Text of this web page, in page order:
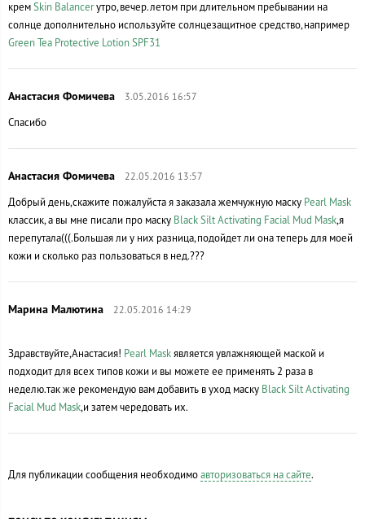
крем Skin Balancerутро,вечер.летом при длительном пребывании на
солнце дополнительно используйте солнцезащитное средство,например
Green Tea Protective Lotion SPF31
3.05.2016 16:57
Спасибо
22.05.2016 13:57
Добрый день,скажите пожалуйста я заказала жемчужную маску Pearl Mask
классик, а вы мне писали про маску Black Silt Activating Facial Mud Mask,я
перепутала(((.Большая ли у них разница,подойдет ли она теперь для моей
кожи и сколько раз пользоваться в нед.???
22.05.2016 14:29
Здравствуйте,Анастасия! Pearl Mask является увлажняющей маской и
подходит для всех типов кожи и вы можете ее применять 2 раза в
неделю.так же рекомендую вам добавить в уход маску Black Silt Activating
Facial Mud Mask,и затем чередовать их.
Для публикации сообщения необходимо авторизоваться на сайте.